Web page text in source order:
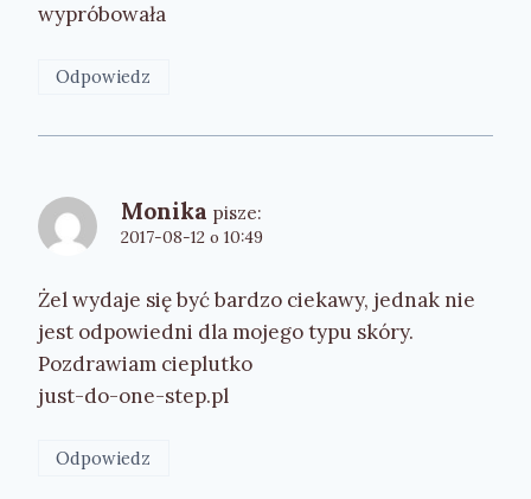
wypróbowała
Odpowiedz
Monika pisze:
2017-08-12 o 10:49
Żel wydaje się być bardzo ciekawy, jednak nie
jest odpowiedni dla mojego typu skóry.
Pozdrawiam cieplutko
just-do-one-step.pl
Odpowiedz